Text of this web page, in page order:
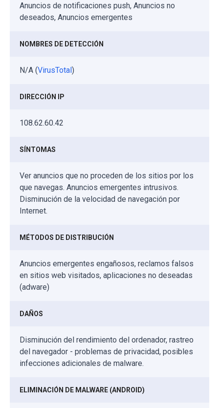
Anuncios de notificaciones push, Anuncios no
deseados, Anuncios emergentes
NOMBRES DE DETECCIÓN
N/A (VirusTotal)
DIRECCIÓN IP
108.62.60.42
SÍNTOMAS
Ver anuncios que no proceden de los sitios por los
que navegas. Anuncios emergentes intrusivos.
Disminución de la velocidad de navegación por
Internet.
MÉTODOS DE DISTRIBUCIÓN
Anuncios emergentes engañosos, reclamos falsos
en sitios web visitados, aplicaciones no deseadas
(adware)
DAÑOS
Disminución del rendimiento del ordenador, rastreo
del navegador - problemas de privacidad, posibles
infecciones adicionales de malware.
ELIMINACIÓN DE MALWARE (ANDROID)